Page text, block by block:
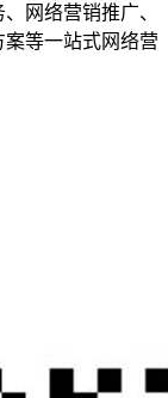
网络营销推广、
等一站式网络营